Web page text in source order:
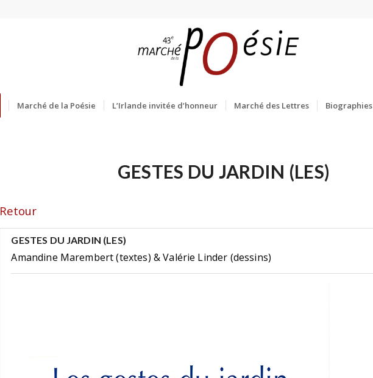
Marché de la Poésie L’Irlande invitée d’honneur Marché des Lettres Biographies
GESTES DU JARDIN (LES)
Retour
GESTES DU JARDIN (LES)
Amandine Marembert (textes) & Valérie Linder (dessins)